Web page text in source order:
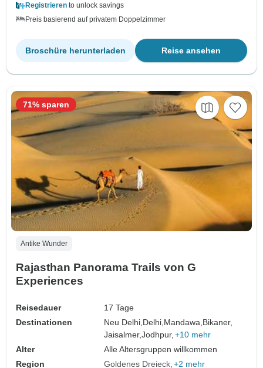
Registrieren to unlock savings
Preis basierend auf privatem Doppelzimmer
Reise ansehen
Broschüre herunterladen
Antike Wunder
Rajasthan Panorama Trails von G
Experiences
Reisedauer
17 Tage
Destinationen
Neu Delhi,Delhi,Mandawa,Bikaner,
Jaisalmer,Jodhpur, +10 mehr
Alter
Alle Altersgruppen willkommen
Region
Goldenes Dreieck +2 mehr
71% sparen